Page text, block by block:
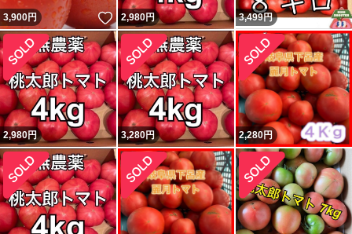
3,900円 いいね！
2,980円 3,499円
2,980円 3,280円 2,280円